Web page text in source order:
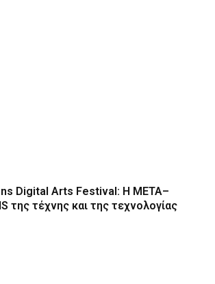
Digital Arts Festival: Η ΜΕΤΑ–
της τέχνης και της τεχνολογίας